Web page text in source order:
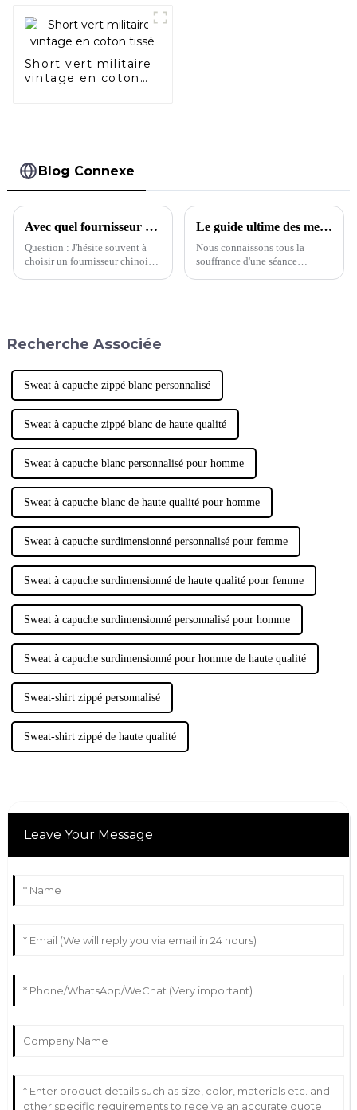
Short vert militaire
vintage en coton
Blog Connexe
Avec quel fournisseur devrais-je choisir de travailler ?
Question : J'hésite souvent à
choisir un fournisseur chinois.
Le guide ultime des meilleurs soutiens-gorge de sport
Nous connaissons tous la
souffrance d'une séance
Recherche Associée
Sweat à capuche zippé blanc personnalisé
Sweat à capuche zippé blanc de haute qualité
Sweat à capuche blanc personnalisé pour homme
Sweat à capuche blanc de haute qualité pour homme
Sweat à capuche surdimensionné personnalisé pour femme
Sweat à capuche surdimensionné de haute qualité pour femme
Sweat à capuche surdimensionné personnalisé pour homme
Sweat à capuche surdimensionné pour homme de haute qualité
Sweat-shirt zippé personnalisé
Sweat-shirt zippé de haute qualité
Leave Your Message